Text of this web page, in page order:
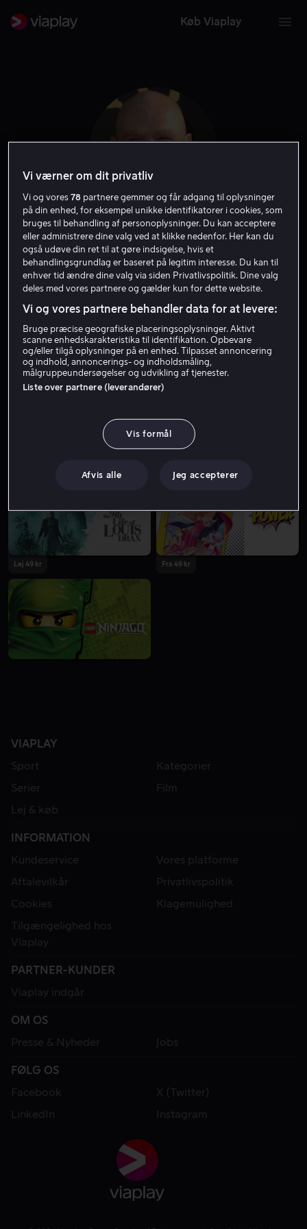
Køb Viaplay
Michael
Adamthwaite
Stemme Skuespiller Gæst
Lej 49 kr Fra 49 kr
VIAPLAY
Sport
Kategorier
Serier
Film
Lej & køb
INFORMATION
Kundeservice
Vores platforme
Aftalevilkår
Privatlivspolitik
Cookies
Klagemulighed
Tilgængelighed hos
Viaplay
PARTNER-KUNDER
Viaplay indgår
OM OS
Presse & Nyheder
Jobs
FØLG OS
Facebook
X (Twitter)
LinkedIn
Instagram
Vi værner om dit privatliv
Vi og vores78 partnere gemmer og får adgang til oplysninger
på din enhed, for eksempel unikke identifikatorer i cookies, som
bruges til behandling af personoplysninger. Du kan acceptere
eller administrere dine valg ved at klikke nedenfor. Her kan du
også udøve din ret til at gøre indsigelse, hvis et
behandlingsgrundlag er baseret på legitim interesse. Du kan til
enhver tid ændre dine valg via siden Privatlivspolitik. Dine valg
deles med vores partnere og gælder kun for dette website.
Vi og vores partnere behandler data for at levere:
Bruge præcise geografiske placeringsoplysninger. Aktivt
scanne enhedskarakteristika til identifikation. Opbevare
og/eller tilgå oplysninger på en enhed. Tilpasset annoncering
og indhold, annoncerings- og indholdsmåling,
målgruppeundersøgelser og udvikling af tjenester.
Liste over partnere (leverandører)
Vis formål
Afvis alle Jeg accepterer